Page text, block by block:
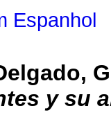
Espanhol
y su